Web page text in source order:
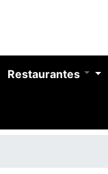
Restaurantes